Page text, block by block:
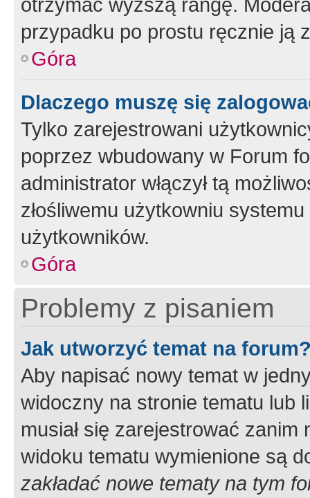
przypadku po prostu ręcznie ją
Góra
Dlaczego muszę się
Tylko zarejestrowani
poprzez wbudowany w Forum
administrator włączył tą
złośliwemu użytkowniu
użytkowników.
Góra
Problemy z pisaniem
Jak utworzyć temat na
Aby napisać nowy temat w
widoczny na stronie tematu lub
musiał się zarejestrować
widoku tematu wymienione są
zakładać nowe tematy na tym